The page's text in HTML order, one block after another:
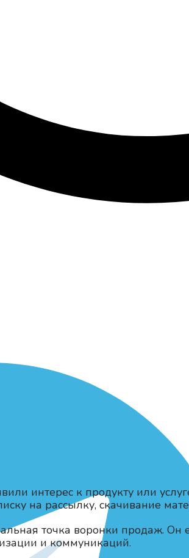
интерес к продукту или
на рассылку, скачивание
точка воронки продаж.
и коммуникаций.